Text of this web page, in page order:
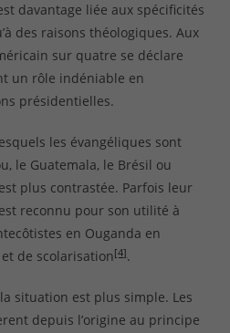
davantage liée aux spécificités
des raisons théologiques. Aux
sur quatre se déclare
un rôle indéniable en
présidentielles.
les évangéliques sont
le Guatemala, le Brésil ou
plus contrastée. Parfois leur
reconnu pour son utilité à
en Ouganda en
de scolarisation[4].
situation est plus simple. Les
depuis l’origine au principe